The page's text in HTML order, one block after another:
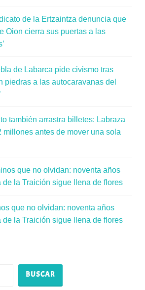
de la Ertzaintza denuncia que
Oion cierra sus puertas a las
de Labarca pide civismo tras
piedras a las autocaravanas del
también arrastra billetes: Labraza
millones antes de mover una sola
que no olvidan: noventa años
de la Traición sigue llena de flores
que no olvidan: noventa años
de la Traición sigue llena de flores
BUSCAR